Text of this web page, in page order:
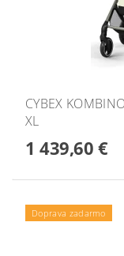
CYBEX
XL
1 439,60 €
Doprava zadarmo